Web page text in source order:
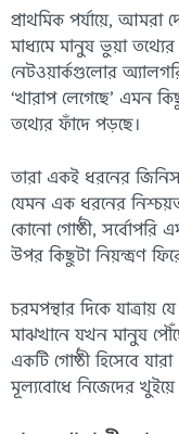
প্রাথমিক পর্যায়ে, আমরা
মাধ্যমে মানুষ ভুয়া
নেটওয়ার্কগুলোর
‘খারাপ লেগেছে’ এমন
তথ্যের ফাঁদে পড়ছে।
তারা একই ধরনের জিনিস
যেমন এক ধরনের
কোনো গোষ্ঠী, সর্বোপরি
উপর কিছুটা নিয়ন্ত্রণ
চরমপন্থার দিকে যাত্রায়
মাঝখানে যখন মানুষ
একটি গোষ্ঠী হিসেবে
মূল্যবোধে নিজেদের খুইয়ে